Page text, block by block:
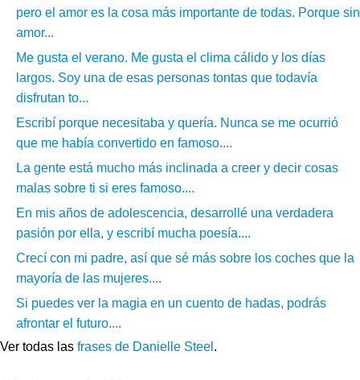
pero el amor es la cosa más importante de todas. Porque sin
amor...
Me gusta el verano. Me gusta el clima cálido y los días
largos. Soy una de esas personas tontas que todavía
disfrutan to...
Escribí porque necesitaba y quería. Nunca se me ocurrió
que me había convertido en famoso....
La gente está mucho más inclinada a creer y decir cosas
malas sobre ti si eres famoso....
En mis años de adolescencia, desarrollé una verdadera
pasión por ella, y escribí mucha poesía....
Crecí con mi padre, así que sé más sobre los coches que la
mayoría de las mujeres....
Si puedes ver la magia en un cuento de hadas, podrás
afrontar el futuro....
Ver todas las frases de Danielle Steel .